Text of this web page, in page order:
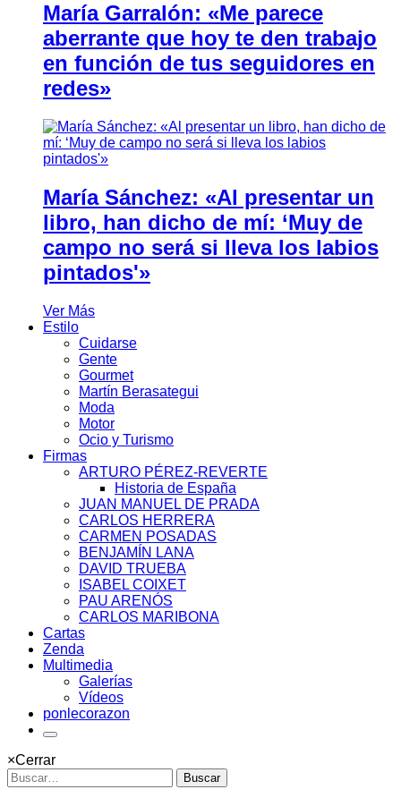
María Garralón: «Me parece
aberrante que hoy te den trabajo
en función de tus seguidores en
redes»
María Sánchez: «Al presentar un
libro, han dicho de mí: ‘Muy de
campo no será si lleva los labios
pintados'»
Ver Más
Estilo
Cuidarse
Gente
Gourmet
Martín Berasategui
Moda
Motor
Ocio y Turismo
Firmas
ARTURO PÉREZ-REVERTE
Historia de España
JUAN MANUEL DE PRADA
CARLOS HERRERA
CARMEN POSADAS
BENJAMÍN LANA
DAVID TRUEBA
ISABEL COIXET
PAU ARENÓS
CARLOS MARIBONA
Cartas
Zenda
Multimedia
Galerías
Vídeos
ponlecorazon
×Cerrar
Buscar